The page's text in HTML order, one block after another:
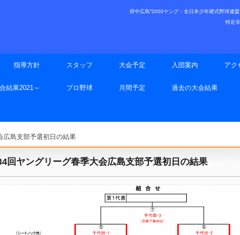
府中広島❜2000ヤング：全日本少年硬式野球連盟
特定非
指導方針 スタッフ 大会予定 入団案内 アク
結果2021～ プロ野球 月間予定 過去の大会結果
広島支部予選初日の結果
回ヤングリーグ春季大会広島支部予選初日の結果